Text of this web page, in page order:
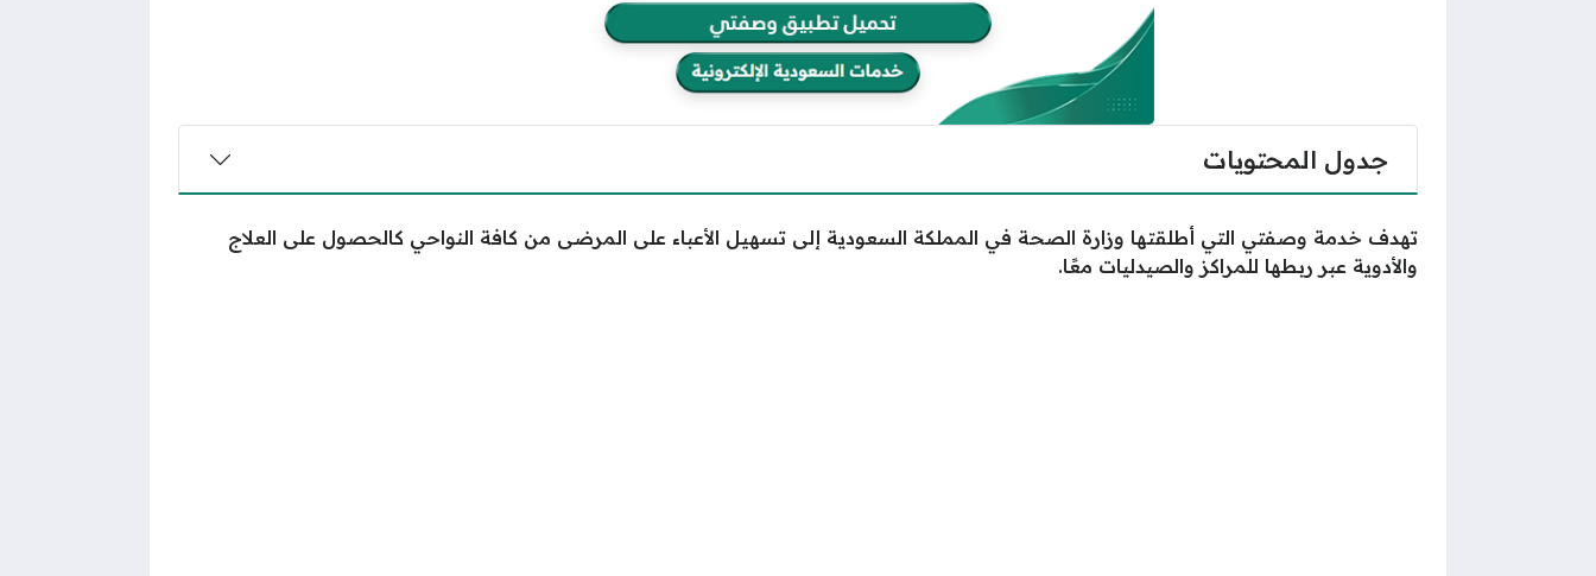
جدول المحتويات
تهدف خدمة وصفتي التي أطلقتها وزارة الصحة في المملكة السعودية إلى تسهيل الأعباء على المرضى من كافة النواحي كالحصول على العلاج
والأدوية عبر ربطها للمراكز والصيدليات معًا.